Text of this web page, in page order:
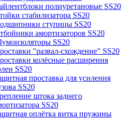
полиуретановые SS20
стабилизатора SS20
ступицы SS20
амортизаторов SS20
SS20
"развал-схождение" SS20
колёсные расширения
SS20
проставка для усиления
SS20
штока заднего
SS20
оплётка витка пружины